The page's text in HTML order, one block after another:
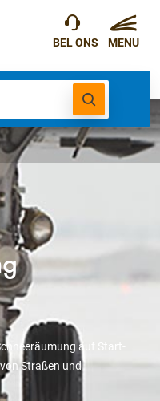
auf Start-
Straßen und